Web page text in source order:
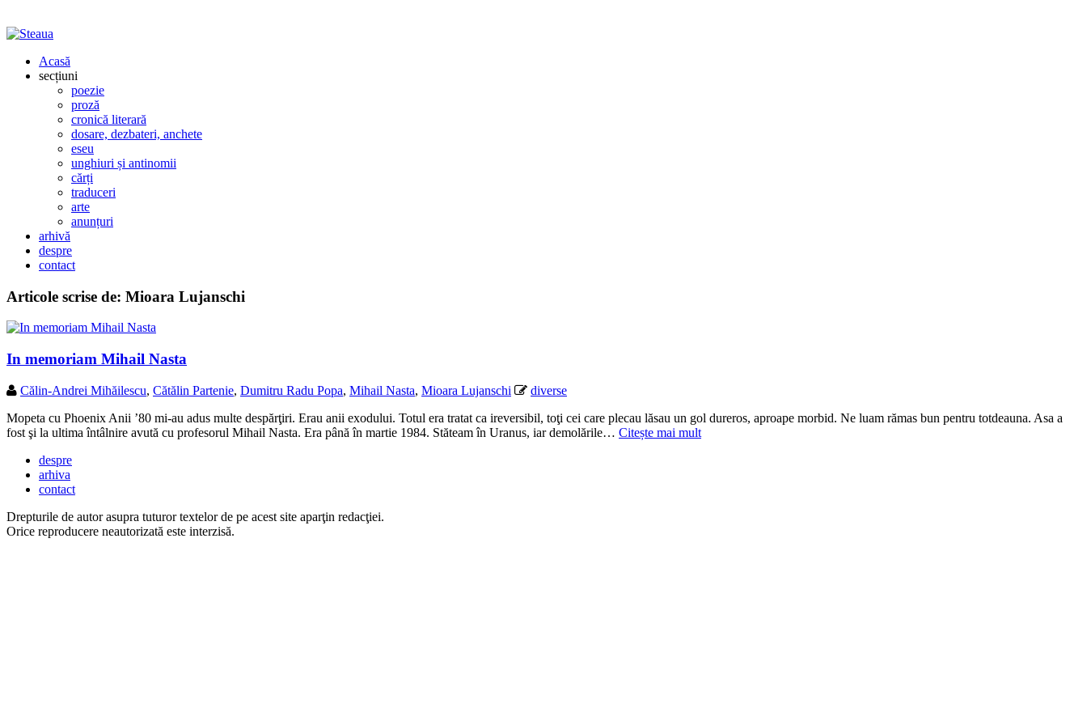
Acasă
secțiuni
poezie
proză
cronică literară
dosare, dezbateri, anchete
eseu
unghiuri și antinomii
cărți
traduceri
arte
anunțuri
arhivă
despre
contact
Articole scrise de: Mioara Lujanschi
In memoriam Mihail Nasta
Călin-Andrei Mihăilescu, Cătălin Partenie, Dumitru Radu Popa, Mihail Nasta, Mioara Lujanschi
diverse
Mopeta cu Phoenix Anii ’80 mi-au adus multe despărţiri. Erau anii exodului. Totul era tratat ca ireversibil, toţi cei care plecau lăsau un gol dureros, aproape morbid. Ne luam rămas bun pentru totdeauna. Asa a
fost şi la ultima întâlnire avută cu profesorul Mihail Nasta. Era până în martie 1984. Stăteam în Uranus, iar demolările… Citește mai mult
despre
arhiva
contact
Drepturile de autor asupra tuturor textelor de pe acest site aparţin redacţiei.
Orice reproducere neautorizată este interzisă.